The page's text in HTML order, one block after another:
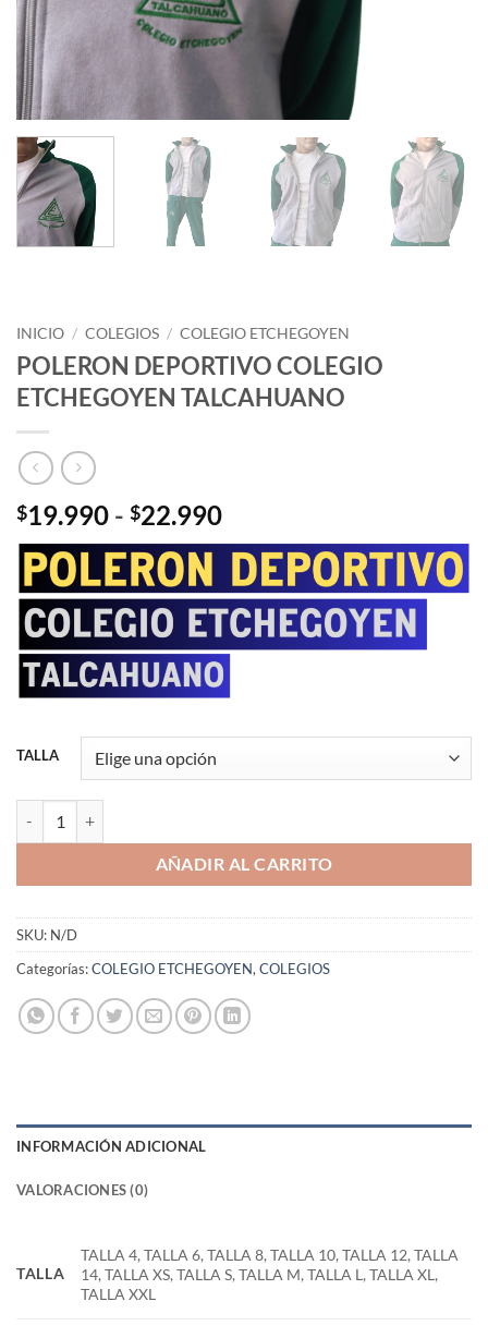
INICIO / COLEGIOS / COLEGIO ETCHEGOYEN
POLERON DEPORTIVO COLEGIO
ETCHEGOYEN TALCAHUANO
$19.990 - $22.990Rango
de
precios:
desde
$19.990
hasta
$22.990
TALLA
AÑADIR AL CARRITO
SKU: N/D
Categorías:COLEGIO ETCHEGOYEN, COLEGIOS
INFORMACIÓN ADICIONAL
VALORACIONES (0)
TALLA
TALLA 4, TALLA 6, TALLA 8, TALLA 10, TALLA 12, TALLA
14, TALLA XS, TALLA S, TALLA M, TALLA L, TALLA XL,
TALLA XXL